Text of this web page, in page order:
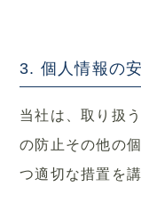
3. 個人情報の
当社は、取り扱
の防止その他の
つ適切な措置を講